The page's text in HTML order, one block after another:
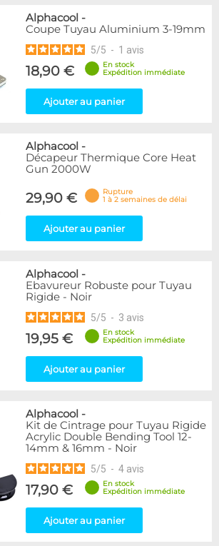
Alphacool -
Coupe Tuyau Aluminium 3-19mm
5/5 - 1 avis
18,90 €
En stock
Expédition immédiate
Ajouter au panier
Alphacool -
Décapeur Thermique Core Heat
Gun 2000W
29,90 €
Rupture
1 à 2 semaines de délai
Ajouter au panier
Alphacool -
Ebavureur Robuste pour Tuyau
Rigide - Noir
5/5 - 3 avis
19,95 €
En stock
Expédition immédiate
Ajouter au panier
Alphacool -
Kit de Cintrage pour Tuyau Rigide
Acrylic Double Bending Tool 12-
14mm & 16mm - Noir
5/5 - 4 avis
17,90 €
En stock
Expédition immédiate
Ajouter au panier